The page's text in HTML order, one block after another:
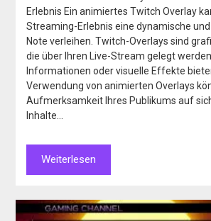
Erlebnis Ein animiertes Twitch Overlay
Streaming-Erlebnis eine dynamische
Note verleihen. Twitch-Overlays sind
die über Ihren Live-Stream gelegt
Informationen oder visuelle Effekte
Verwendung von animierten Overlays
Aufmerksamkeit Ihres Publikums auf
Inhalte…
Weiterlesen